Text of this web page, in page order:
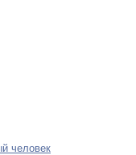
человек